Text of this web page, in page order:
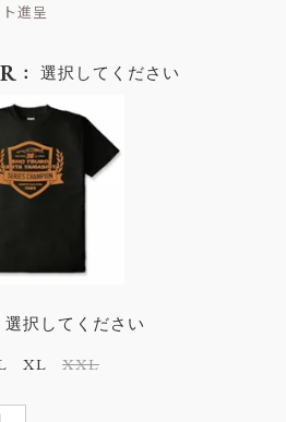
選択してください
XL XXL
選択してください